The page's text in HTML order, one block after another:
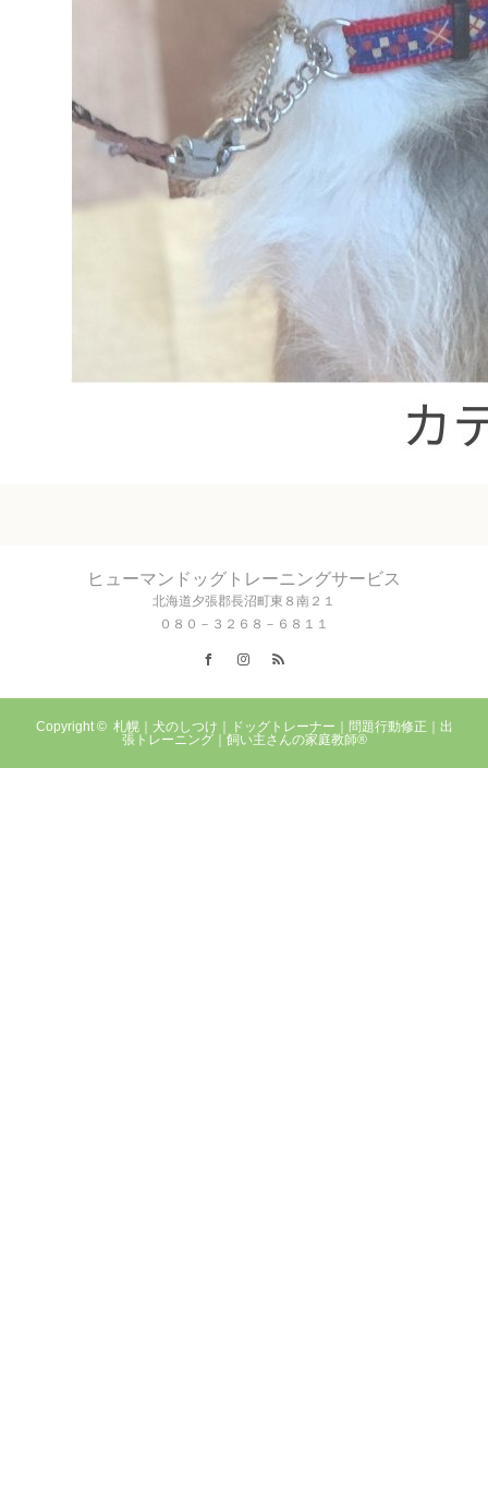
ヒューマンドッグトレーニングサービス
北海道夕張郡長沼町東８南２１
０８０－３２６８－６８１１
FacebookInstagram
Copyright © 札幌｜犬のしつけ｜ドッグトレーナー｜問題行動修正｜出
張トレーニング｜飼い主さんの家庭教師®️